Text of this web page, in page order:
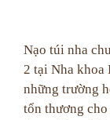
Nạo túi nha
2 tại Nha khoa
những trường
tổn thương